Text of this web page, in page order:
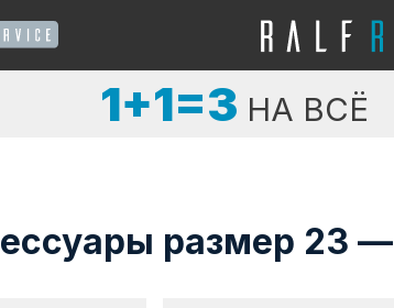
1+1=3 НА ВСЁ
размер 23 —